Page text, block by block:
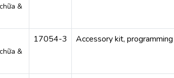
&
&
17054-3 Accessory kit, programming